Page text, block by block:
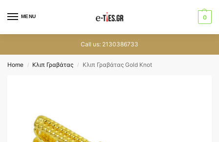
MENU 0
Call us: 2130386733
Home / Κλιπ Γραβάτας / Κλιπ Γραβάτας Gold Knot